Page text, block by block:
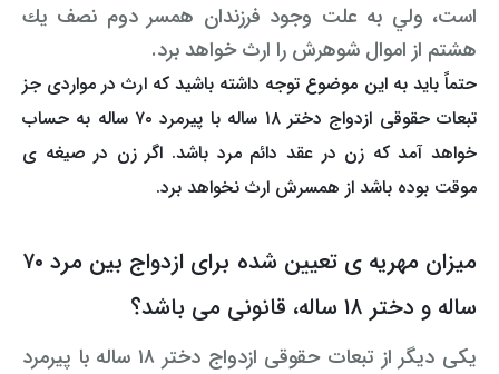
تبانی در معاملات دولتی
اوراق کردن اتومبیل بدون مجوز قانونی
شکایت از آلودگی صوتی
وکیل کیفری آنلاین
رویکرد حادثه بدون شاهد
مشاوره حقوقی تخریب
است، ولي به علت وجود فرزندان همسر دوم نصف يك
هشتم از اموال شوهرش را ارث خواهد برد.
حتماً باید به این موضوع توجه داشته باشید که ارث در مواردی جز
تبعات حقوقی ازدواج دختر ۱۸ ساله با پیرمرد ۷۰ ساله به حساب
خواهد آمد که زن در عقد دائم مرد باشد. اگر زن در صیغه ی
موقت بوده باشد از همسرش ارث نخواهد برد.
میزان مهریه ی تعیین شده برای ازدواج بین مرد ۷۰
ساله و دختر ۱۸ ساله، قانونی می باشد؟
یکی دیگر از تبعات حقوقی ازدواج دختر ۱۸ ساله با پیرمرد